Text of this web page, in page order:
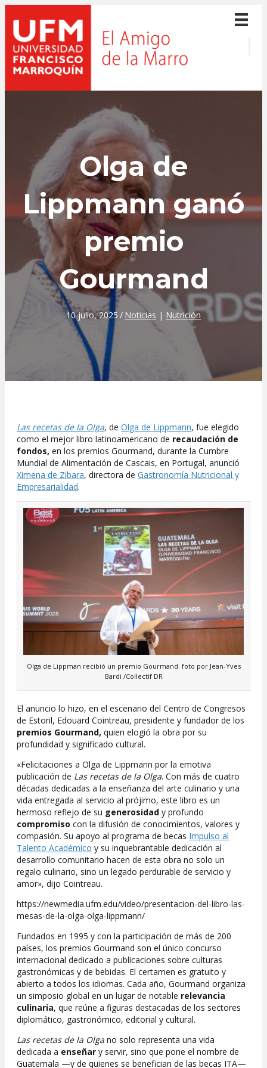
Olga de
Lippmann ganó
premio
Gourmand
10 julio, 2025 / Noticias | Nutrición
Las recetas de la Olga, de Olga de Lippmann, fue elegido
como el mejor libro latinoamericano de recaudación de
fondos, en los premios Gourmand, durante la Cumbre
Mundial de Alimentación de Cascais, en Portugal, anunció
Ximena de Zibara, directora de Gastronomía Nutricional y
Empresarialidad.
Olga de Lippman recibió un premio Gourmand. foto por Jean-Yves
Bardi /Collectif DR
El anuncio lo hizo, en el escenario del Centro de Congresos
de Estoril, Edouard Cointreau, presidente y fundador de los
premios Gourmand, quien elogió la obra por su
profundidad y significado cultural.
«Felicitaciones a Olga de Lippmann por la emotiva
publicación de Las recetas de la Olga. Con más de cuatro
décadas dedicadas a la enseñanza del arte culinario y una
vida entregada al servicio al prójimo, este libro es un
hermoso reflejo de su generosidad y profundo
compromiso con la difusión de conocimientos, valores y
compasión. Su apoyo al programa de becas Impulso al
Talento Académico y su inquebrantable dedicación al
desarrollo comunitario hacen de esta obra no solo un
regalo culinario, sino un legado perdurable de servicio y
amor», dijo Cointreau.
https://newmedia.ufm.edu/video/presentacion-del-libro-las-
mesas-de-la-olga-olga-lippmann/
Fundados en 1995 y con la participación de más de 200
países, los premios Gourmand son el único concurso
internacional dedicado a publicaciones sobre culturas
gastronómicas y de bebidas. El certamen es gratuito y
abierto a todos los idiomas. Cada año, Gourmand organiza
un simposio global en un lugar de notable relevancia
culinaria, que reúne a figuras destacadas de los sectores
diplomático, gastronómico, editorial y cultural.
Las recetas de la Olga no solo representa una vida
dedicada a enseñar y servir, sino que pone el nombre de
Guatemala —y de quienes se benefician de las becas ITA—